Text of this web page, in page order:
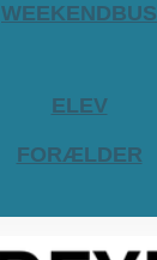
WEEKENDBUS
ELEV
FORÆLDER